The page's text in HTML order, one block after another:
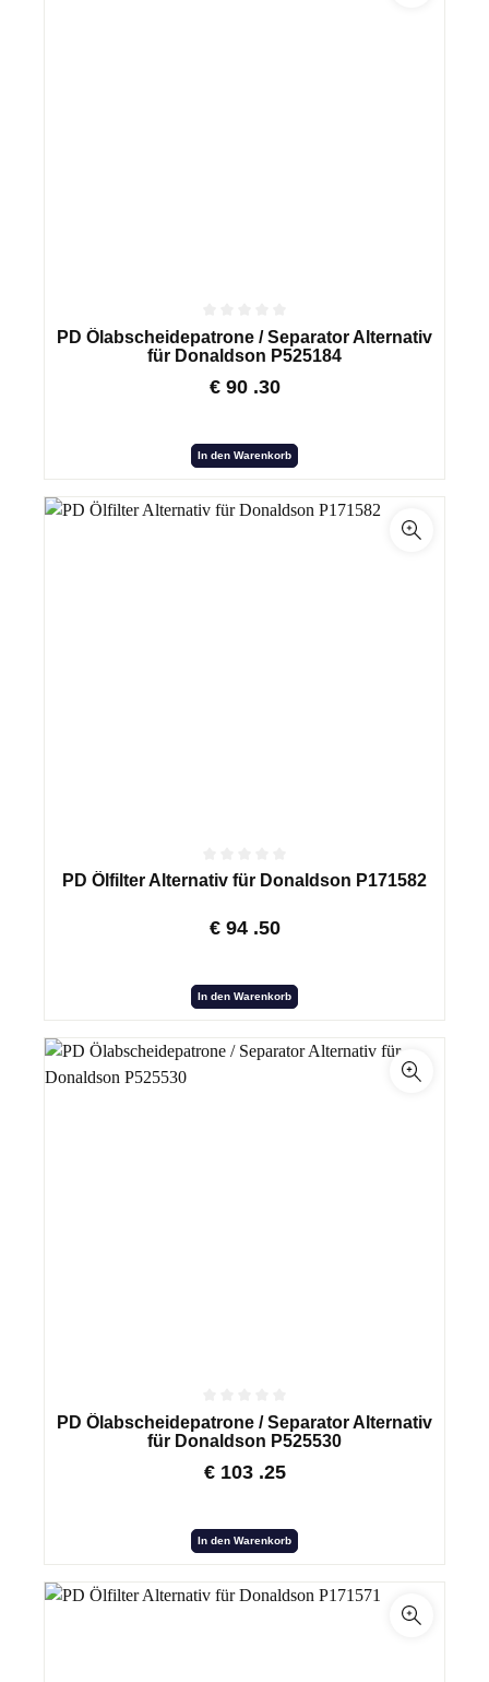
PD Ölabscheidepatrone / Separator Alternativ
für Donaldson P525184
€ 90 .30
In den Warenkorb
PD Ölfilter Alternativ für Donaldson P171582
€ 94 .50
In den Warenkorb
PD Ölabscheidepatrone / Separator Alternativ
für Donaldson P525530
€ 103 .25
In den Warenkorb